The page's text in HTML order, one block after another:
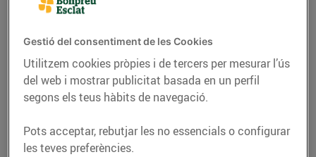
Gestió del consentiment de les Cookies
Utilitzem cookies pròpies i de tercers per mesurar l’ús
del web i mostrar publicitat basada en un perfil
segons els teus hàbits de navegació.
Pots acceptar, rebutjar les no essencials o configurar
les teves preferències.